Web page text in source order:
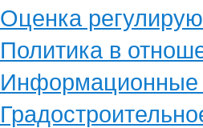
Оценка
Политика в
Информационные